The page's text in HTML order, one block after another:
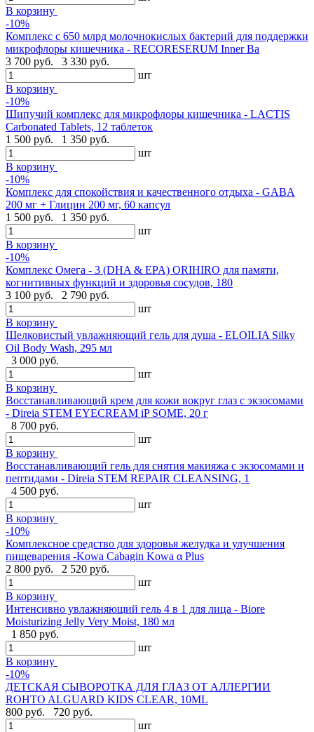
В корзину
-10%
Комплекс с 650 млрд молочнокислых бактерий для поддержки
микрофлоры кишечника - RECORESERUM Inner Ba
3 700 руб.
3 330 руб.
шт
В корзину
-10%
Шипучий комплекс для микрофлоры кишечника - LACTIS
Carbonated Tablets, 12 таблеток
1 500 руб.
1 350 руб.
шт
В корзину
-10%
Комплекс для спокойствия и качественного отдыха - GABA
200 мг + Глицин 200 мг, 60 капсул
1 500 руб.
1 350 руб.
шт
В корзину
-10%
Комплекс Омега - 3 (DHA & EPA) ORIHIRO для памяти,
когнитивных функций и здоровья сосудов, 180
3 100 руб.
2 790 руб.
шт
В корзину
Шелковистый увлажняющий гель для душа - ELOILIA Silky
Oil Body Wash, 295 мл
3 000 руб.
шт
В корзину
Восстанавливающий крем для кожи вокруг глаз с экзосомами
- Direia STEM EYECREAM iP SOME, 20 г
8 700 руб.
шт
В корзину
Восстанавливающий гель для снятия макияжа с экзосомами и
пептидами - Direia STEM REPAIR CLEANSING, 1
4 500 руб.
шт
В корзину
-10%
Комплексное средство для здоровья желудка и улучшения
пищеварения -Kowa Cabagin Kowa α Plus
2 800 руб.
2 520 руб.
шт
В корзину
Интенсивно увлажняющий гель 4 в 1 для лица - Biore
Moisturizing Jelly Very Moist, 180 мл
1 850 руб.
шт
В корзину
-10%
ДЕТСКАЯ СЫВОРОТКА ДЛЯ ГЛАЗ ОТ АЛЛЕРГИИ
ROHTO ALGUARD KIDS CLEAR, 10ML
800 руб.
720 руб.
шт